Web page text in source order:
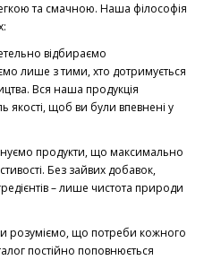
та смачною. Наша філософія
відбираємо
лише з тими, хто дотримується
Вся наша продукція
якості, щоб ви були впевнені у
продукти, що максимально
Без зайвих добавок,
– лише чистота природи
розуміємо, що потреби кожного
постійно поповнюється